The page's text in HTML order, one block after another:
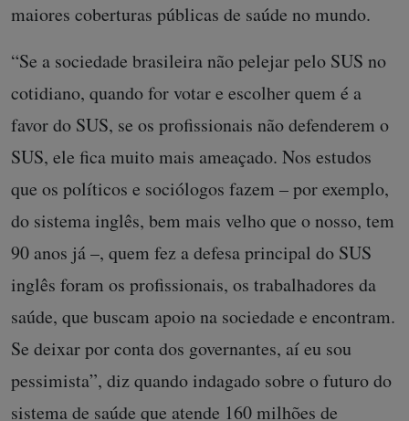
maiores coberturas públicas de saúde no mundo.
“Se a sociedade brasileira não pelejar pelo SUS no
cotidiano, quando for votar e escolher quem é a
favor do SUS, se os profissionais não defenderem o
SUS, ele fica muito mais ameaçado. Nos estudos
que os políticos e sociólogos fazem – por exemplo,
do sistema inglês, bem mais velho que o nosso, tem
90 anos já –, quem fez a defesa principal do SUS
inglês foram os profissionais, os trabalhadores da
saúde, que buscam apoio na sociedade e encontram.
Se deixar por conta dos governantes, aí eu sou
pessimista”, diz quando indagado sobre o futuro do
sistema de saúde que atende 160 milhões de